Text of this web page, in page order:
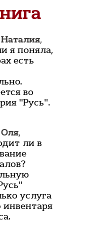
Наталия,
я поняла,
есть
во
"Русь".
Оля,
ли в
услуга